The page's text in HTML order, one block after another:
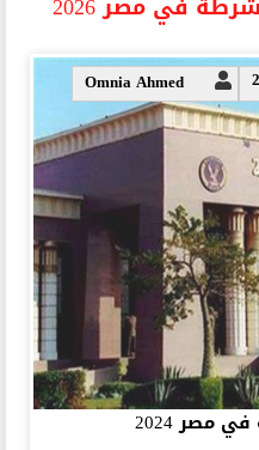
Omnia Ahmed
مصر 2024